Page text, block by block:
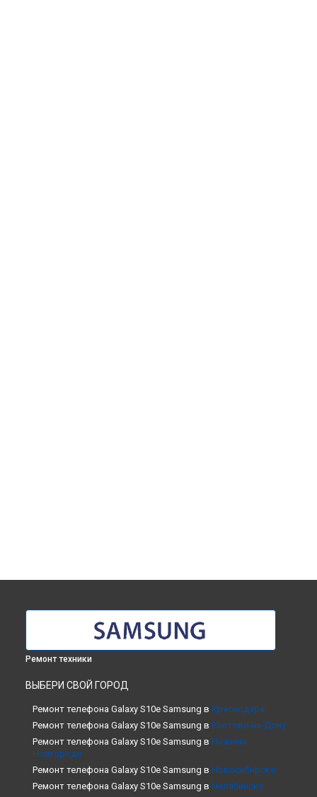
Ремонт техники
ВЫБЕРИ СВОЙ ГОРОД
Ремонт телефона Galaxy S10e Samsung в Краснодаре
Ремонт телефона Galaxy S10e Samsung в Ростове-на-Дону
Ремонт телефона Galaxy S10e Samsung в Нижнем
Новгороде
Ремонт телефона Galaxy S10e Samsung в Новосибирске
Ремонт телефона Galaxy S10e Samsung в Челябинске